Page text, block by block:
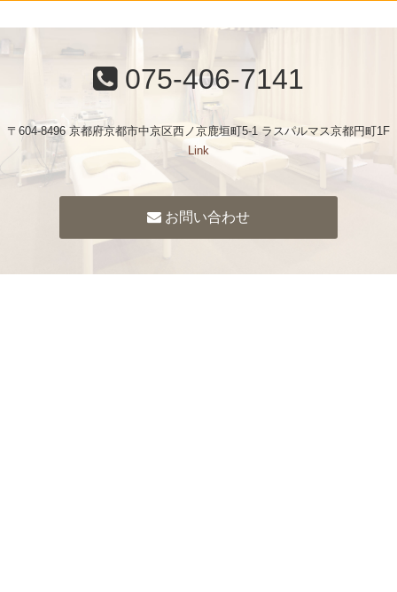
075-406-7141
〒604-8496 京都府京都市中京区西ノ京鹿垣町5-1 ラスパルマス京都円町1F
Link
お問い合わせ